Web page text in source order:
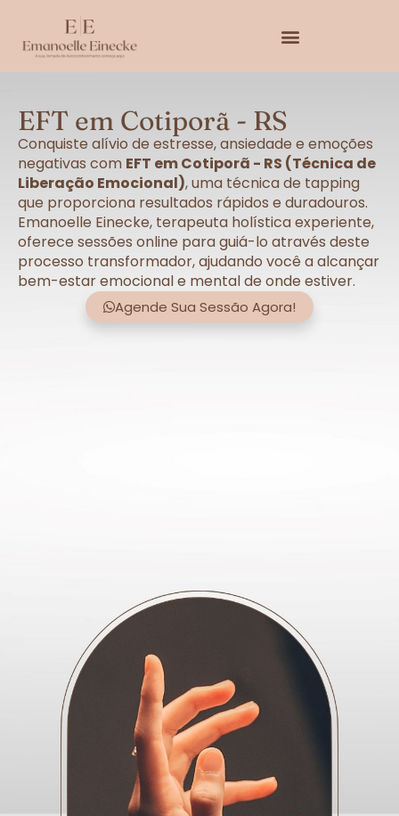
EFT em Cotiporã - RS
Conquiste alívio de estresse, ansiedade e emoções
negativas com EFT em Cotiporã - RS (Técnica de
Liberação Emocional), uma técnica de tapping
que proporciona resultados rápidos e duradouros.
Emanoelle Einecke, terapeuta holística experiente,
oferece sessões online para guiá-lo através deste
processo transformador, ajudando você a alcançar
bem-estar emocional e mental de onde estiver.
Agende Sua Sessão Agora!